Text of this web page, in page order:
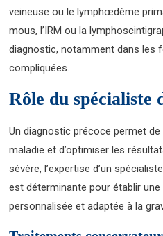
veineuse ou le lymphœdème
mous, l’IRM ou la
diagnostic, notamment dans les
compliquées.
Rôle du spécialiste
Un diagnostic précoce permet de
maladie et d’optimiser les
sévère, l’expertise d’un
est déterminante pour établir
personnalisée et adaptée à la